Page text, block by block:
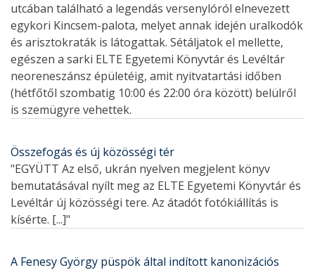
utcában található a legendás versenylóról elnevezett
egykori Kincsem-palota, melyet annak idején uralkodók
és arisztokraták is látogattak. Sétáljatok el mellette,
egészen a sarki ELTE Egyetemi Könyvtár és Levéltár
neoreneszánsz épületéig, amit nyitvatartási időben
(hétfőtől szombatig 10:00 és 22:00 óra között) belülről
is szemügyre vehettek.
Összefogás és új közösségi tér
"EGYÜTT Az első, ukrán nyelven megjelent könyv
bemutatásával nyílt meg az ELTE Egyetemi Könyvtár és
Levéltár új közösségi tere. Az átadót fotókiállítás is
kísérte. [...]"
A Fenesy György püspök által indított kanonizációs